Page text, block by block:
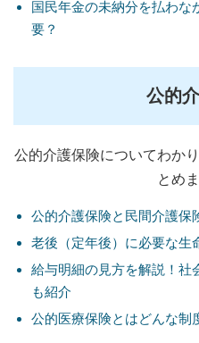
国民年金の未納分を払わな
要？
公的
公的介護保険についてわか
とめ
公的介護保険と民間介護保
老後（定年後）に必要な生
給与明細の見方を解説！社
も紹介
公的医療保険とはどんな制